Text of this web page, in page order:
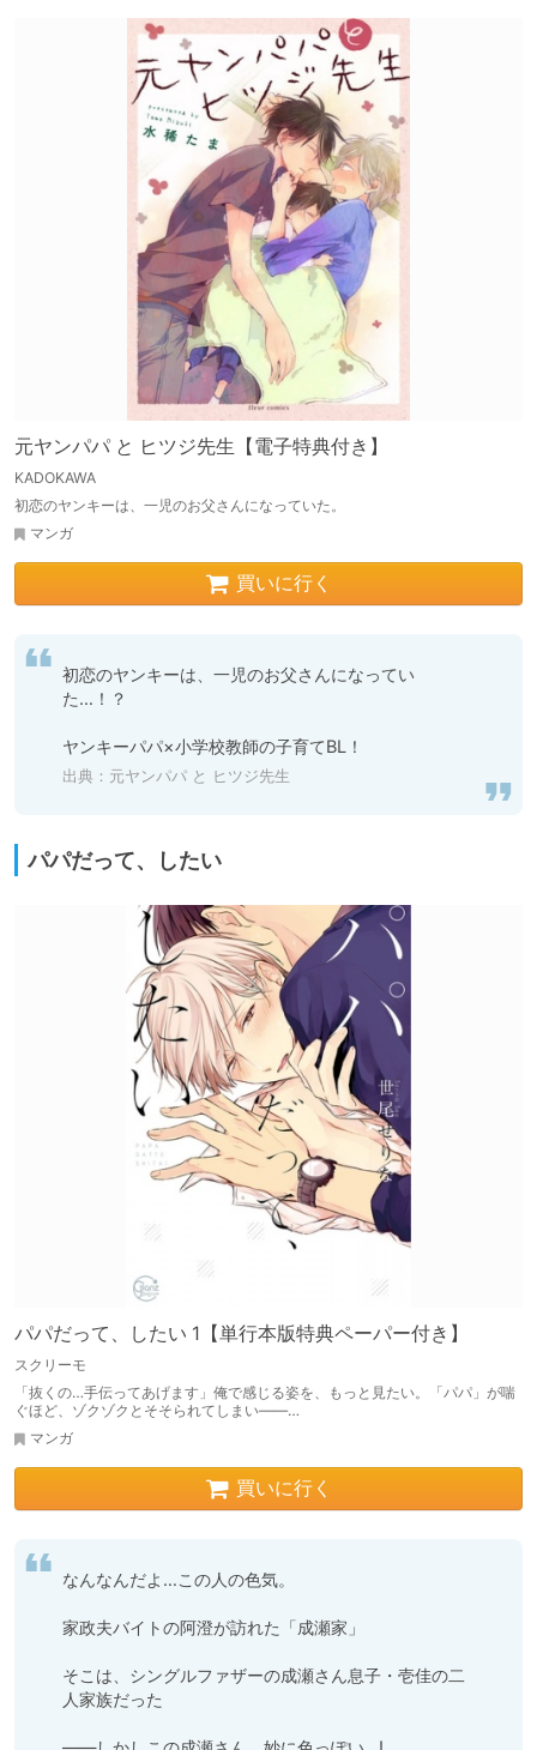
元ヤンパパ と ヒツジ先生【電子特典付き】
KADOKAWA
初恋のヤンキーは、一児のお父さんになっていた。
マンガ
買いに行く
初恋のヤンキーは、一児のお父さんになってい
た…！？
ヤンキーパパ×小学校教師の子育てBL！
出典： 元ヤンパパ と ヒツジ先生
パパだって、したい
パパだって、したい 1【単行本版特典ペーパー付き】
スクリーモ
「抜くの…手伝ってあげます」俺で感じる姿を、もっと見たい。「パパ」が喘
ぐほど、ゾクゾクとそそられてしまい――…
マンガ
買いに行く
なんなんだよ…この人の色気。
家政夫バイトの阿澄が訪れた「成瀬家」
そこは、シングルファザーの成瀬さん息子・壱佳の二
人家族だった